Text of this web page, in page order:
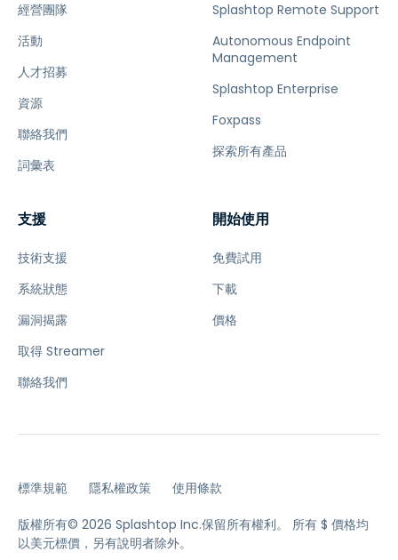
經營團隊
活動
人才招募
資源
聯絡我們
詞彙表
Splashtop Remote Support
Autonomous Endpoint
Management
Splashtop Enterprise
Foxpass
探索所有產品
支援
技術支援
系統狀態
漏洞揭露
取得 Streamer
聯絡我們
開始使用
免費試用
下載
價格
標準規範 隱私權政策 使用條款
版權所有© 2026 Splashtop Inc.保留所有權利。
所有 $ 價格均
以美元標價，另有說明者除外。